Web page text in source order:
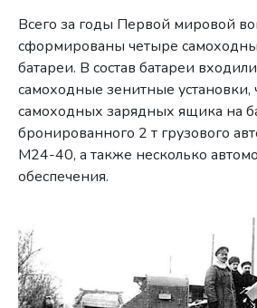
Всего за годы Первой мировой
сформированы четыре
батареи. В состав батареи
самоходные зенитные установки,
самоходных зарядных ящика на
бронированного 2 т грузового
М24-40, а также несколько
обеспечения.